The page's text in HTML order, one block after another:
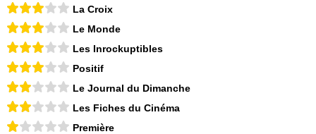
La Croix
Le Monde
Les Inrockuptibles
Positif
Le Journal du Dimanche
Les Fiches du Cinéma
Première